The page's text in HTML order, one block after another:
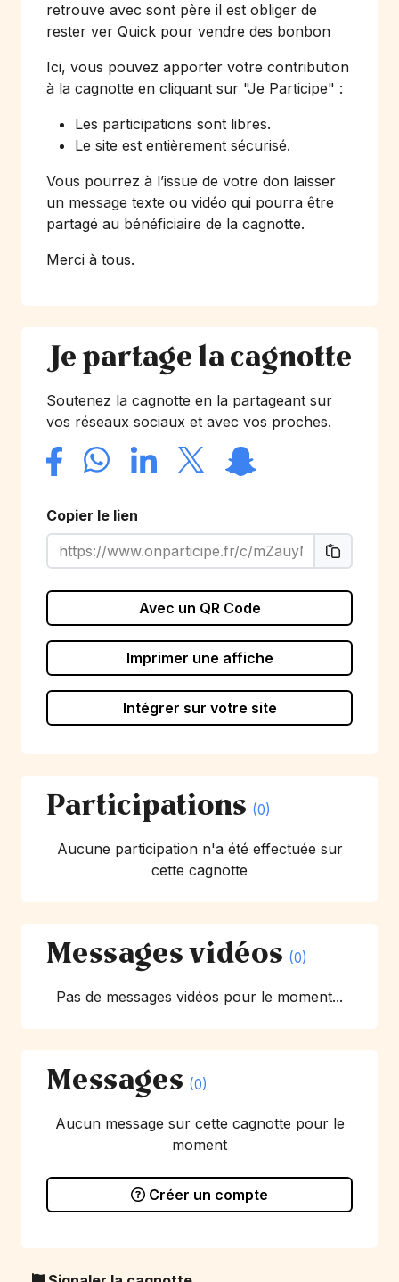
retrouve avec sont père il est obliger de
rester ver Quick pour vendre des bonbon
Ici, vous pouvez apporter votre contribution
à la cagnotte en cliquant sur "Je Participe" :
Les participations sont libres.
Le site est entièrement sécurisé.
Vous pourrez à l’issue de votre don laisser
un message texte ou vidéo qui pourra être
partagé au bénéficiaire de la cagnotte.
Merci à tous.
Je partage la cagnotte
Soutenez la cagnotte en la partageant sur
vos réseaux sociaux et avec vos proches.
Copier le lien
Avec un QR Code
Imprimer une affiche
Intégrer sur votre site
Participations (0)
Aucune participation n'a été effectuée sur
cette cagnotte
Messages vidéos (0)
Pas de messages vidéos pour le moment...
Messages (0)
Aucun message sur cette cagnotte pour le
moment
Créer un compte